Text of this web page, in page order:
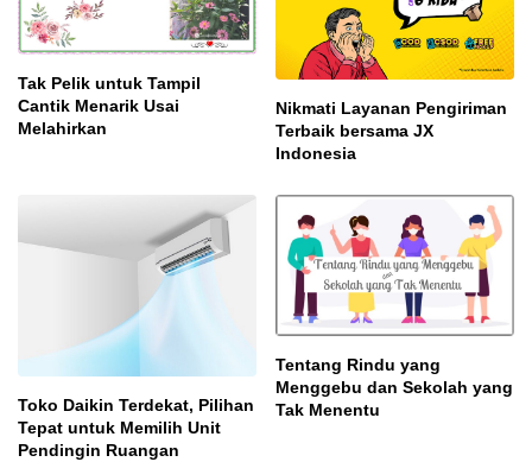
Tak Pelik untuk Tampil
Cantik Menarik Usai
Melahirkan
Nikmati Layanan Pengiriman
Terbaik bersama JX
Indonesia
Toko Daikin Terdekat, Pilihan
Tepat untuk Memilih Unit
Pendingin Ruangan
Tentang Rindu yang
Menggebu dan Sekolah yang
Tak Menentu